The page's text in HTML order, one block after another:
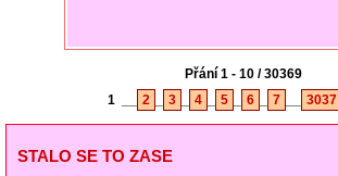
Přání 1 - 10 / 30369
1
2 3 4 5 6 7 3037
STALO SE TO ZASE